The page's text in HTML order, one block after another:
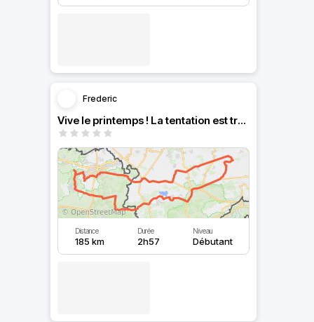
Frederic
Vive le printemps ! La tentation est trop forte 😎
Distance
185 km
Durée
2h57
Niveau
Débutant